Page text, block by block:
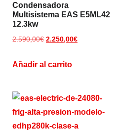
Condensadora
Multisistema EAS E5ML42
12.3kw
2.590,00€ 2.250,00€
Añadir al carrito